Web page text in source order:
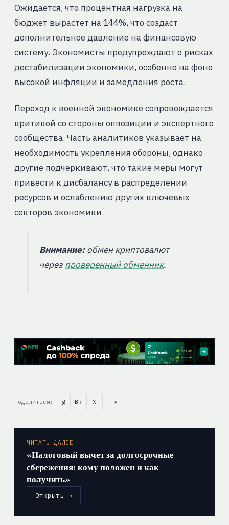
Ожидается, что процентная нагрузка на
бюджет вырастет на 144%, что создаст
дополнительное давление на финансовую
систему. Экономисты предупреждают о рисках
дестабилизации экономики, особенно на фоне
высокой инфляции и замедления роста.
Переход к военной экономике сопровождается
критикой со стороны оппозиции и экспертного
сообщества. Часть аналитиков указывает на
необходимость укрепления обороны, однако
другие подчеркивают, что такие меры могут
привести к дисбалансу в распределении
ресурсов и ослаблению других ключевых
секторов экономики.
Внимание:обмен криптовалют
через проверенный обменник.
Поделиться: Tg Вк X ↗
ЧИТАТЬ ДАЛЕЕ
«Налоговый вычет за долгосрочные
сбережения: кому положен и как
получить»
Открыть →